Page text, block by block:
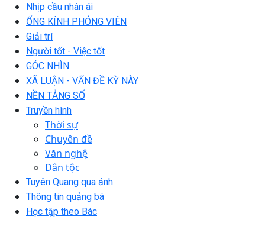
Nhịp cầu nhân ái
ỐNG KÍNH PHÓNG VIÊN
Giải trí
Người tốt - Việc tốt
GÓC NHÌN
XÃ LUẬN - VẤN ĐỀ KỲ NÀY
NỀN TẢNG SỐ
Truyền hình
Thời sự
Chuyên đề
Văn nghệ
Dân tộc
Tuyên Quang qua ảnh
Thông tin quảng bá
Học tập theo Bác